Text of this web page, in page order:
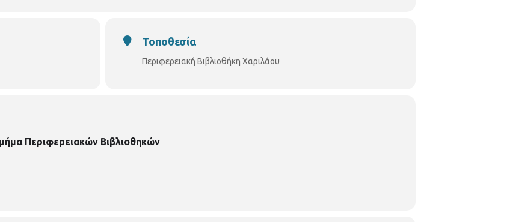
Τοποθεσία
Περιφερειακή Βιβλιοθήκη Χαριλάου
Περιφερειακών Βιβλιοθηκών